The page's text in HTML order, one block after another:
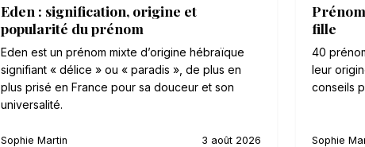
Eden : signification, origine et
popularité du prénom
Eden est un prénom mixte d’origine hébraïque
signifiant « délice » ou « paradis », de plus en
plus prisé en France pour sa douceur et son
universalité.
Sophie Martin 3 août 2026
fille
40
leur
conseils
Sophie